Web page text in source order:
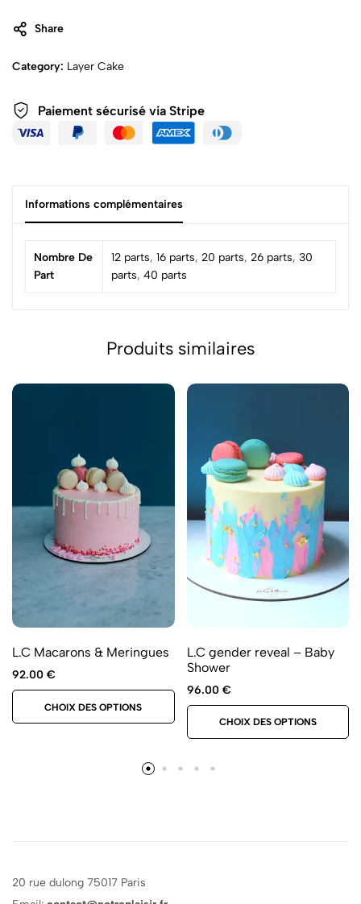
Share
Category: Layer Cake
Paiement sécurisé via Stripe
Informations complémentaires
Nombre De
Part
12 parts, 16 parts, 20 parts, 26 parts, 30
parts, 40 parts
Produits similaires
L.C Macarons & Meringues
92.00 €
CHOIX DES OPTIONS
L.C gender reveal – Baby
Shower
96.00 €
CHOIX DES OPTIONS
20 rue dulong 75017 Paris